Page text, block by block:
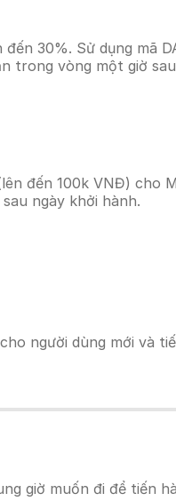
30%. Sử dụng mã
trong vòng một giờ
đến 100k VNĐ) cho
ngày khởi hành.
người dùng mới và
giờ muốn đi để tiến